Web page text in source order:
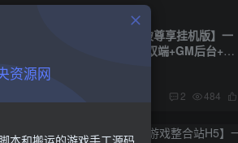
MT3换皮MH【逆风西游3突破尊享挂机版】一
键全自动搭建脚本+安卓苹果双端+GM后台+全
套源码
付费阅读 ￥
2 484
资源网
本和搬运的游戏手工源码